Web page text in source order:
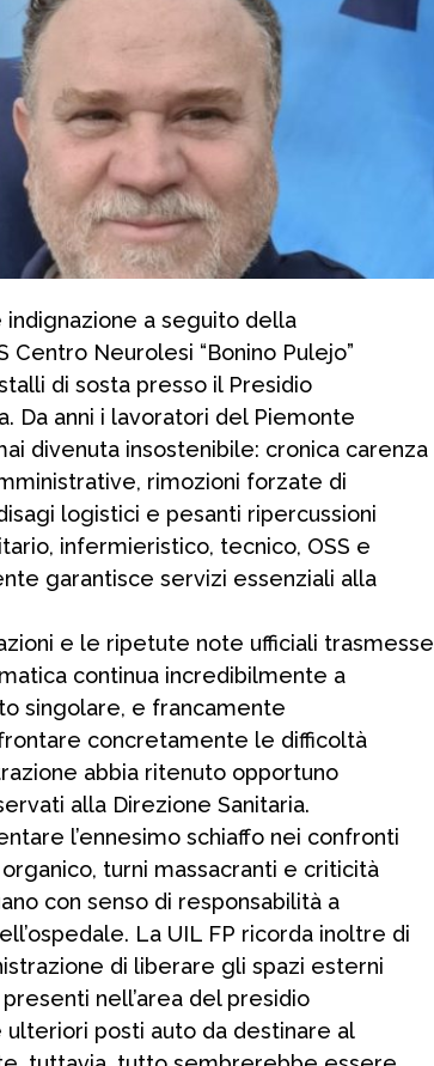
a seguito della
Centro Neurolesi “Bonino Pulejo”
di sosta presso il Presidio
Da anni i lavoratori del Piemonte
divenuta insostenibile: cronica carenza
rimozioni forzate di
logistici e pesanti ripercussioni
infermieristico, tecnico, OSS e
garantisce servizi essenziali alla
e le ripetute note ufficiali trasmesse
continua incredibilmente a
singolare, e francamente
concretamente le difficoltà
abbia ritenuto opportuno
alla Direzione Sanitaria.
l’ennesimo schiaffo nei confronti
turni massacranti e criticità
con senso di responsabilità a
La UIL FP ricorda inoltre di
di liberare gli spazi esterni
nell’area del presidio
posti auto da destinare al